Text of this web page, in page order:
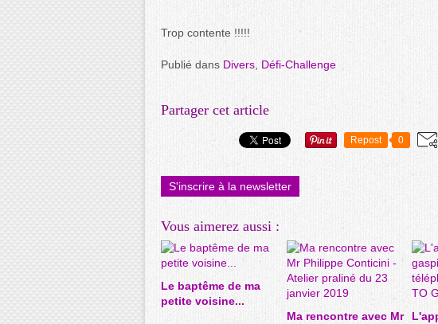
Trop contente !!!!!
Publié dans Divers Défi-Challenge
Partager cet article
Repost 0
S'inscrire à la newsletter
Vous aimerez aussi :
Le baptême de ma
petite voisine...
Ma rencontre avec Mr